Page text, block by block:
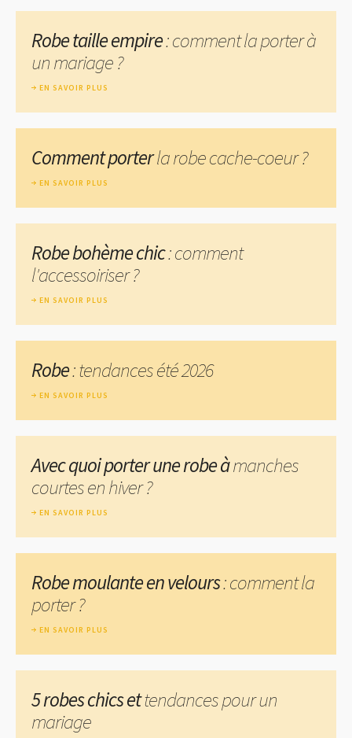
Robe taille empire: comment la porter à
un mariage ?
EN SAVOIR PLUS
Comment porterla robe cache-coeur ?
EN SAVOIR PLUS
Robe bohème chic: comment
l'accessoiriser ?
EN SAVOIR PLUS
Robe: tendances été 2026
EN SAVOIR PLUS
Avec quoi porter une robe àmanches
courtes en hiver ?
EN SAVOIR PLUS
Robe moulante en velours: comment la
porter ?
EN SAVOIR PLUS
5 robes chics ettendances pour un
mariage